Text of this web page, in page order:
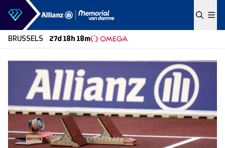
Skip to content
BRUSSELS 27d 18h 18m